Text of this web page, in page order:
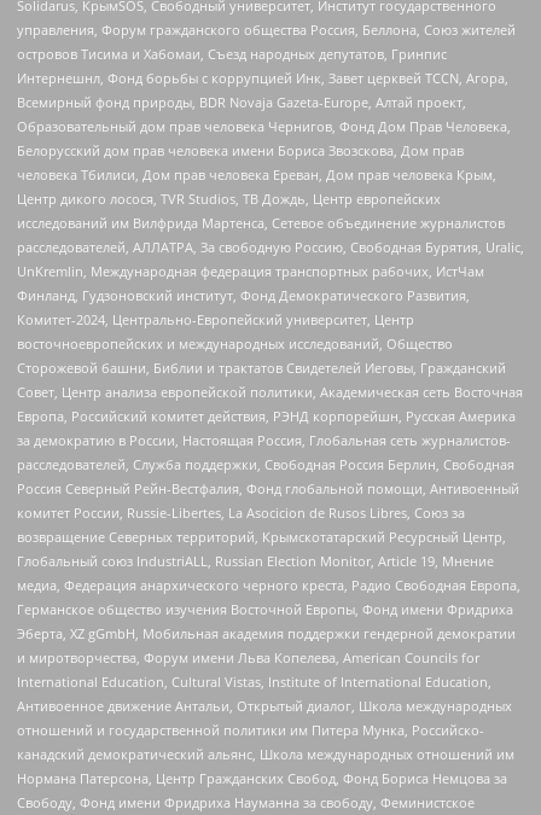
Solidarus, КрымSOS, Свободный университет, Институт государственного
управления, Форум гражданского общества Россия, Беллона, Союз жителей
островов Тисима и Хабомаи, Съезд народных депутатов, Гринпис
Интернешнл, Фонд борьбы с коррупцией Инк, Завет церквей TCCN, Агора,
Всемирный фонд природы, BDR Novaja Gazeta-Europe, Алтай проект,
Образовательный дом прав человека Чернигов, Фонд Дом Прав Человека,
Белорусский дом прав человека имени Бориса Звозскова, Дом прав
человека Тбилиси, Дом прав человека Ереван, Дом прав человека Крым,
Центр дикого лосося, TVR Studios, ТВ Дождь, Центр европейских
исследований им Вилфрида Мартенса, Сетевое объединение журналистов
расследователей, АЛЛАТРА, За свободную Россию, Свободная Бурятия, Uralic,
UnKremlin, Международная федерация транспортных рабочих, ИстЧам
Финланд, Гудзоновский институт, Фонд Демократического Развития,
Комитет-2024, Центрально-Европейский университет, Центр
восточноевропейских и международных исследований, Общество
Сторожевой башни, Библии и трактатов Свидетелей Иеговы, Гражданский
Совет, Центр анализа европейской политики, Академическая сеть Восточная
Европа, Российский комитет действия, РЭНД корпорейшн, Русская Америка
за демократию в России, Настоящая Россия, Глобальная сеть журналистов-
расследователей, Служба поддержки, Свободная Россия Берлин, Свободная
Россия Северный Рейн-Вестфалия, Фонд глобальной помощи, Антивоенный
комитет России, Russie-Libertes, La Asocicion de Rusos Libres, Союз за
возвращение Северных территорий, Крымскотатарский Ресурсный Центр,
Глобальный союз IndustriALL, Russian Election Monitor, Article 19, Мнение
медиа, Федерация анархического черного креста, Радио Свободная Европа,
Германское общество изучения Восточной Европы, Фонд имени Фридриха
Эберта, XZ gGmbH, Мобильная академия поддержки гендерной демократии
и миротворчества, Форум имени Льва Копелева, American Councils for
International Education, Cultural Vistas, Institute of International Education,
Антивоенное движение Антальи, Открытый диалог, Школа международных
отношений и государственной политики им Питера Мунка, Российско-
канадский демократический альянс, Школа международных отношений им
Нормана Патерсона, Центр Гражданских Свобод, Фонд Бориса Немцова за
Свободу, Фонд имени Фридриха Науманна за свободу, Феминистское